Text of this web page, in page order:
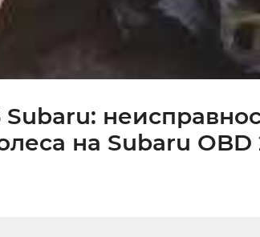
на Subaru OBD